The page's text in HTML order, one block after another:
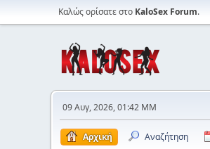
Καλώς ορίσατε στο KaloSex Forum.
09 Αυγ, 2026, 01:42 ΜΜ
Αρχική Αναζήτηση